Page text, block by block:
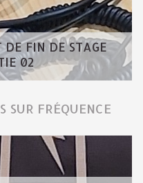
DE FIN DE STAGE
02
SUR FRÉQUENCE